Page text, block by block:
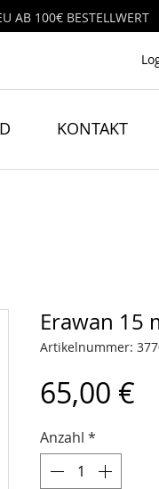
AB 100€ BESTELLWERT
KONTAKT
Erawan 15
Artikelnummer:
65,00 €
Anzahl *